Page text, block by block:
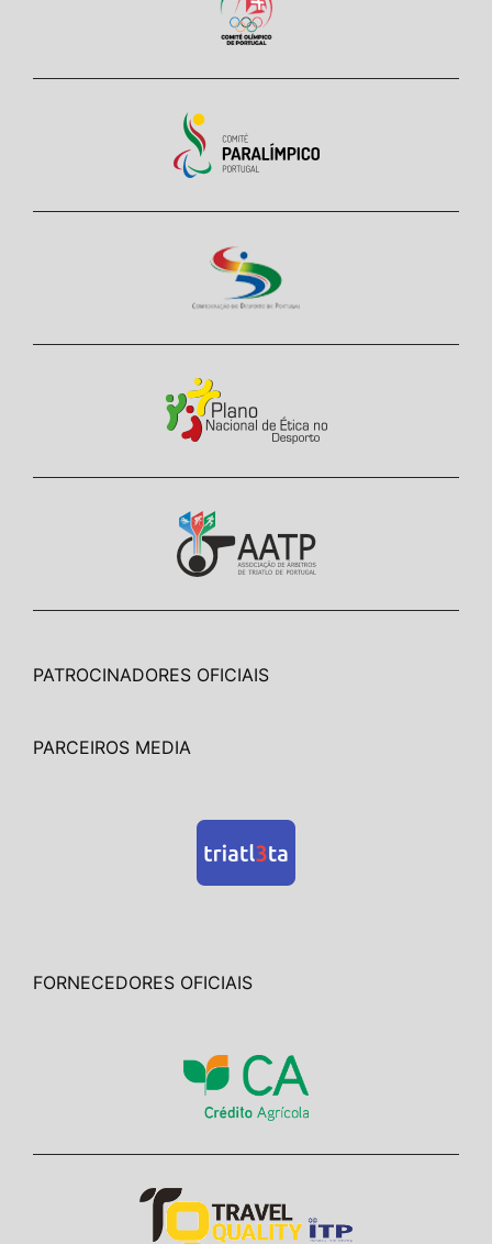
PATROCINADORES OFICIAIS
PARCEIROS MEDIA
FORNECEDORES OFICIAIS